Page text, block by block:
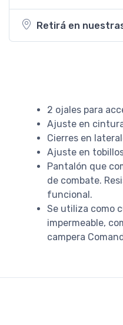
Retirá en
2 ojales para
Ajuste en
Cierres en
Ajuste en
Pantalón que
de combate.
funcional.
Se utiliza como
impermeable,
campera